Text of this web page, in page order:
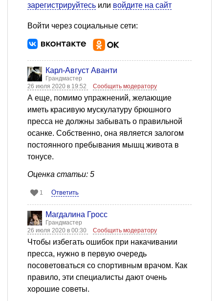
зарегистрируйтесь или войдите на сайт
Войти через социальные сети:
Карл-Август Аванти
Грандмастер
26 июля 2020 в 19:52
Сообщить модератору
А еще, помимо упражнений, желающие
иметь красивую мускулатуру брюшного
пресса не должны забывать о правильной
осанке. Собственно, она является залогом
постоянного пребывания мышц живота в
тонусе.
Оценка статьи: 5
1 Ответить
Магдалина Гросс
Грандмастер
26 июля 2020 в 00:30
Сообщить модератору
Чтобы избегать ошибок при накачивании
пресса, нужно в первую очередь
посоветоваться со спортивным врачом. Как
правило, эти специалисты дают очень
хорошие советы.